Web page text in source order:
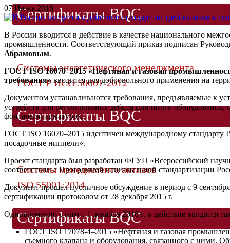
Сертификаты BQC
Системы энергетического менеджмента
ГОСТ Р ИСО 50001-2012
Сертификаты BQC
Системы менеджмента активов
ISO 55001:2014
Сертификаты BQC
07 Июнь 2016
В России вводится в действие в качестве национального
промышленности. Соответствующий приказ подписан
Абрамовым.
ГОСТ ISO 16070–2015 «Нефтяная и газовая
требования» вводится для добровольного применения на
Документом устанавливаются требования, предъявляемые к
устройств для регулирования дебита или иного
фонтанной арматурой.
ГОСТ ISO 16070–2015 идентичен международному стандарту
посадочные ниппели».
Проект стандарта был разработан ФГУП «Всероссийский
соответствии с Программой национальной стандартизации
Документ прошел публичное обсуждение в период с 9
сертификации протоколом от 28 декабря 2015 г.
Одновременно с ним с 1 декабря 2016 г. в действие вводятся
ГОСТ ISO 17078-4–2015 «Нефтяная и газовая
съемного клапана и оборудования, связанного с ними.